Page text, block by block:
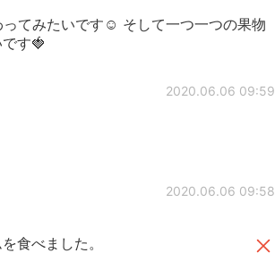
てみたいです☺️ そして一つ一つの果物
す🍓
2020.06.06 09:59
2020.06.06 09:58
食べました。